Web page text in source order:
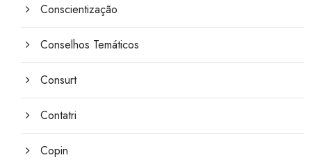
Conscientização
Conselhos Temáticos
Consurt
Contatri
Copin